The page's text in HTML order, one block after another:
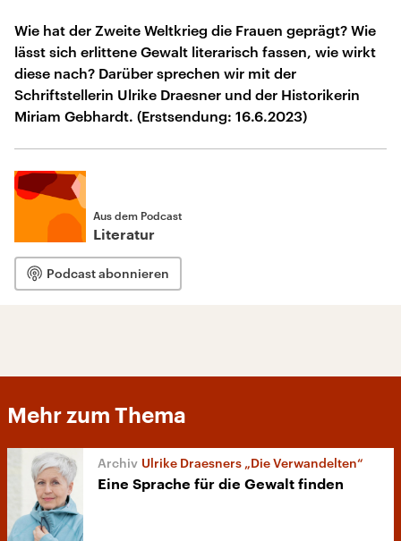
Wie hat der Zweite Weltkrieg die Frauen geprägt? Wie
lässt sich erlittene Gewalt literarisch fassen, wie wirkt
diese nach? Darüber sprechen wir mit der
Schriftstellerin Ulrike Draesner und der Historikerin
Miriam Gebhardt. (Erstsendung: 16.6.2023)
Aus dem Podcast
Literatur
Podcast abonnieren
Mehr zum Thema
Ulrike Draesners „Die Verwandelten“
Eine Sprache für die Gewalt finden